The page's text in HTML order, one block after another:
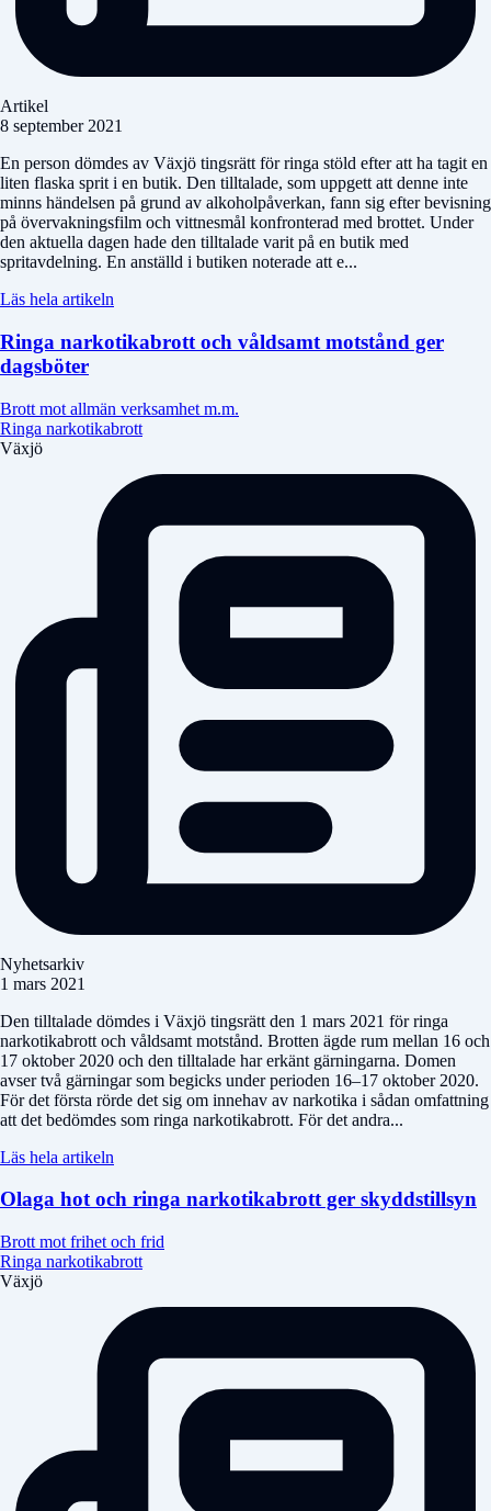
Artikel
8 september 2021
En person dömdes av Växjö tingsrätt för ringa stöld efter att ha tagit en
liten flaska sprit i en butik. Den tilltalade, som uppgett att denne inte
minns händelsen på grund av alkoholpåverkan, fann sig efter bevisning
på övervakningsfilm och vittnesmål konfronterad med brottet. Under
den aktuella dagen hade den tilltalade varit på en butik med
spritavdelning. En anställd i butiken noterade att e...
Läs hela artikeln
Ringa narkotikabrott och våldsamt motstånd ger
dagsböter
Brott mot allmän verksamhet m.m.
Ringa narkotikabrott
Växjö
Nyhetsarkiv
1 mars 2021
Den tilltalade dömdes i Växjö tingsrätt den 1 mars 2021 för ringa
narkotikabrott och våldsamt motstånd. Brotten ägde rum mellan 16 och
17 oktober 2020 och den tilltalade har erkänt gärningarna. Domen
avser två gärningar som begicks under perioden 16–17 oktober 2020.
För det första rörde det sig om innehav av narkotika i sådan omfattning
att det bedömdes som ringa narkotikabrott. För det andra...
Läs hela artikeln
Olaga hot och ringa narkotikabrott ger skyddstillsyn
Brott mot frihet och frid
Ringa narkotikabrott
Växjö